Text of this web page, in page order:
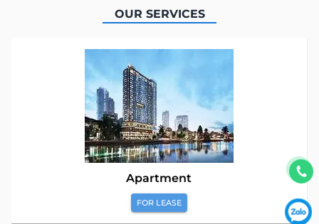
OUR SERVICES
Apartment
FOR LEASE